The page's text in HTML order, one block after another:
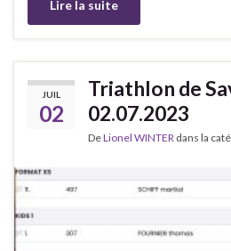
Lire la suite
JUIL
02
Triathlon de
02.07.2023
DeLionel WINTER dans la